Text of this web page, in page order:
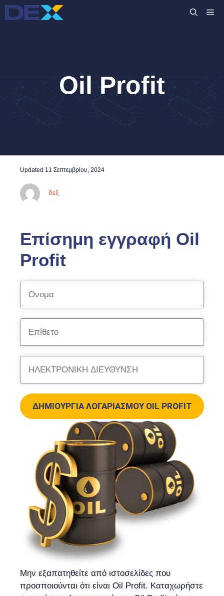
Μετάβαση
σε
Oil Profit
Updated 11 Σεπτεμβρίου, 2024
δεξ
Μην εξαπατηθείτε από ιστοσελίδες που
προσποιούνται ότι είναι Oil Profit. Καταχωρήστε
Επίσημη εγγραφή Oil
Profit
ΔΗΜΙΟΥΡΓΊΑ ΛΟΓΑΡΙΑΣΜΟΎ OIL PROFIT